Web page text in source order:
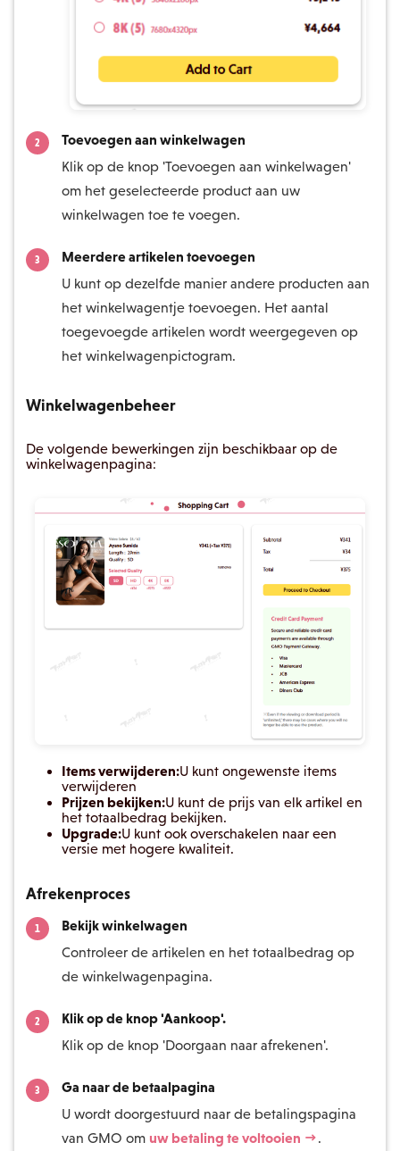
Toevoegen aan winkelwagen
Klik op de knop 'Toevoegen aan winkelwagen'
om het geselecteerde product aan uw
winkelwagen toe te voegen.
Meerdere artikelen toevoegen
U kunt op dezelfde manier andere producten aan
het winkelwagentje toevoegen. Het aantal
toegevoegde artikelen wordt weergegeven op
het winkelwagenpictogram.
Winkelwagenbeheer
De volgende bewerkingen zijn beschikbaar op de
winkelwagenpagina:
Items verwijderen:U kunt ongewenste items
verwijderen
Prijzen bekijken:U kunt de prijs van elk artikel en
het totaalbedrag bekijken.
Upgrade:U kunt ook overschakelen naar een
versie met hogere kwaliteit.
Afrekenproces
Bekijk winkelwagen
Controleer de artikelen en het totaalbedrag op
de winkelwagenpagina.
Klik op de knop 'Aankoop'.
Klik op de knop 'Doorgaan naar afrekenen'.
Ga naar de betaalpagina
U wordt doorgestuurd naar de betalingspagina
van GMO om uw betaling te voltooien →.